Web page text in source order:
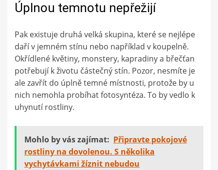
Úplnou temnotu nepřežijí
Pak existuje druhá velká skupina, které se nejlépe
daří v jemném stínu nebo například v koupelně.
Okřídlené květiny, monstery, kapradiny a břečťan
potřebují k životu částečný stín. Pozor, nesmíte je
ale zavřít do úplně temné místnosti, protože by u
nich nemohla probíhat fotosyntéza. To by vedlo k
uhynutí rostliny.
Mohlo by vás zajímat: Připravte pokojové
rostliny na dovolenou. S několika
vychytávkami žíznit nebudou